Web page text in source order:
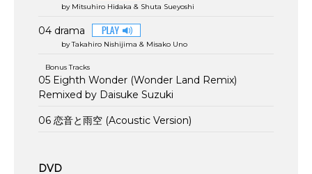
by Mitsuhiro Hidaka & Shuta Sueyoshi
04 drama
by Takahiro Nishijima & Misako Uno
Bonus Tracks
05 Eighth Wonder (Wonder Land Remix)
Remixed by Daisuke Suzuki
06 恋音と雨空 (Acoustic Version)
DVD